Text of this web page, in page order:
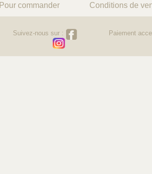
Pour commander Conditions de
Suivez-nous sur : Paiement